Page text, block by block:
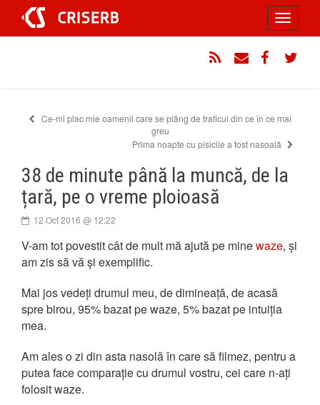
conținut
Toggle
Ce-mi plac mie oamenii care se plâng de traficul din ce în ce mai
greu
Prima noapte cu pisicile a fost nasoală
38 de minute până la muncă, de la
țară, pe o vreme ploioasă
12 Oct 2016 @ 12:22
V-am tot povestit cât de mult mă ajută pe minewaze, și
am zis să vă și exemplific.
Mai jos vedeți drumul meu, de dimineață, de acasă
spre birou, 95% bazat pe waze, 5% bazat pe intuiția
mea.
Am ales o zi din asta nasolă în care să filmez, pentru a
putea face comparație cu drumul vostru, cei care n-ați
folosit waze.